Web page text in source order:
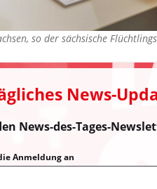
so der sächsische
News-
News-des-Tages-
Anmeldung an